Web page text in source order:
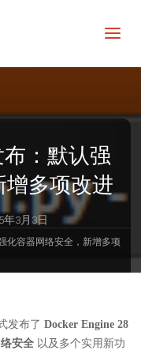
布：默认强
多项改进
年3月3日
化容器网络安全，新增多项
发布了 Docker Engine 28
安全以及多个实用新功